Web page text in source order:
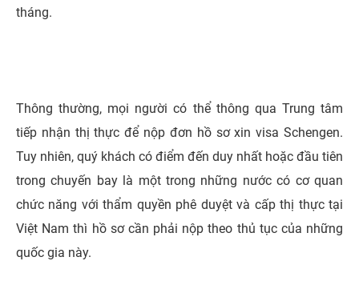
tháng.
Thông thường, mọi người có thể thông qua Trung tâm
tiếp nhận thị thực để nộp đơn hồ sơ xin visa Schengen.
Tuy nhiên, quý khách có điểm đến duy nhất hoặc đầu tiên
trong chuyến bay là một trong những nước có cơ quan
chức năng với thẩm quyền phê duyệt và cấp thị thực tại
Việt Nam thì hồ sơ cần phải nộp theo thủ tục của những
quốc gia này.